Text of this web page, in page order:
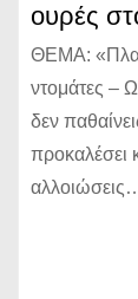
ουρές
ΘΕΜΑ:
ντομάτες –
δεν
προκαλέσει